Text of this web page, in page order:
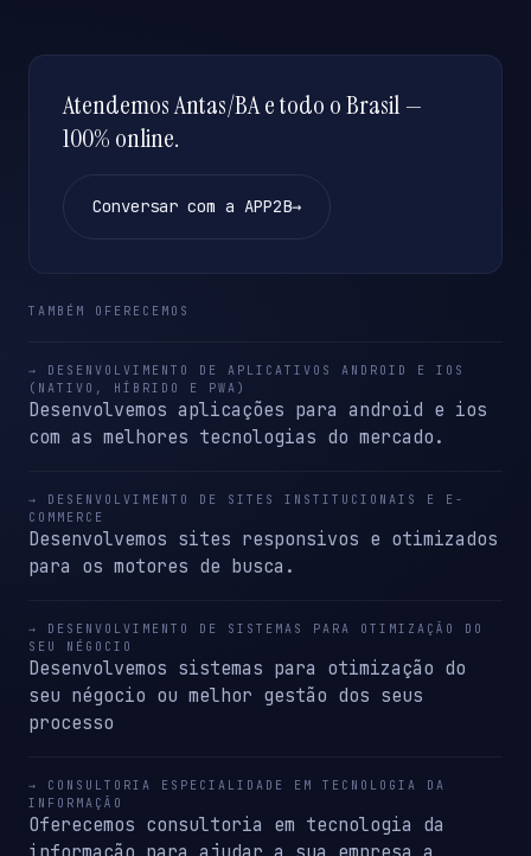
Atendemos Antas/BA e todo o Brasil —
100% online.
Conversar com a APP2B→
TAMBÉM OFERECEMOS
→ DESENVOLVIMENTO DE APLICATIVOS ANDROID E IOS
(NATIVO, HÍBRIDO E PWA)
Desenvolvemos aplicações para android e ios
com as melhores tecnologias do mercado.
→ DESENVOLVIMENTO DE SITES INSTITUCIONAIS E E-
COMMERCE
Desenvolvemos sites responsivos e otimizados
para os motores de busca.
→ DESENVOLVIMENTO DE SISTEMAS PARA OTIMIZAÇÃO DO
SEU NÉGOCIO
Desenvolvemos sistemas para otimização do
seu négocio ou melhor gestão dos seus
processo
→ CONSULTORIA ESPECIALIDADE EM TECNOLOGIA DA
INFORMAÇÃO
Oferecemos consultoria em tecnologia da